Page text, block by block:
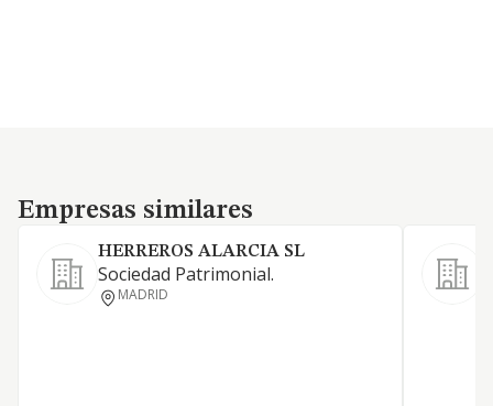
Empresas similares
Empresas similares
HERREROS ALARCIA SL
Sociedad Patrimonial.
MADRID